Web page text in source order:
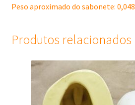
Peso aproximado do sabonete: 0,048
Produtos relacionados